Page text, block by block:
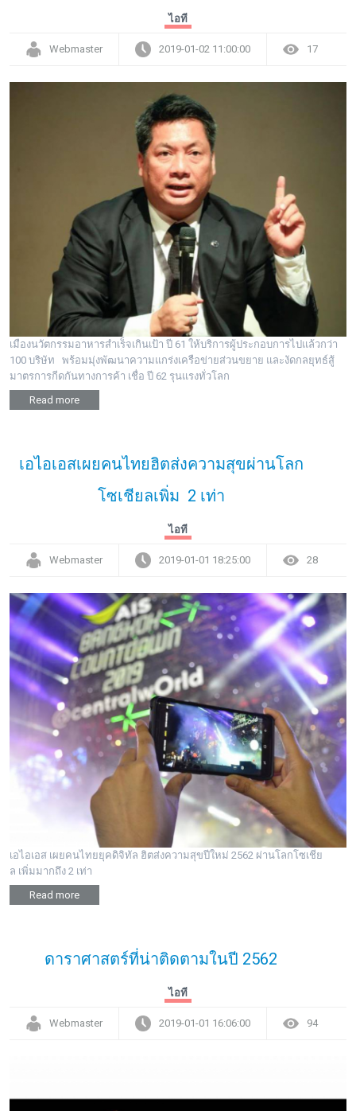
ไอที
Webmaster 2019-01-02 11:00:00 17
เมืองนวัตกรรมอาหารสำเร็จเกินเป้า ปี 61 ให้บริการผู้ประกอบการไปแล้วกว่า
100 บริษัท พร้อมมุ่งพัฒนาความแกร่งเครือข่ายส่วนขยาย และงัดกลยุทธ์สู้
มาตรการกีดกันทางการค้า เชื่อ ปี 62 รุนแรงทั่วโลก
Read more
เอไอเอสเผยคนไทยฮิตส่งความสุขผ่านโลก
โซเชียลเพิ่ม 2 เท่า
ไอที
Webmaster 2019-01-01 18:25:00 28
เอไอเอส เผยคนไทยยุคดิจิทัล ฮิตส่งความสุขปีใหม่ 2562 ผ่านโลกโซเชีย
ล เพิ่มมากถึง 2 เท่า
Read more
ดาราศาสตร์ที่น่าติดตามในปี 2562
ไอที
Webmaster 2019-01-01 16:06:00 94